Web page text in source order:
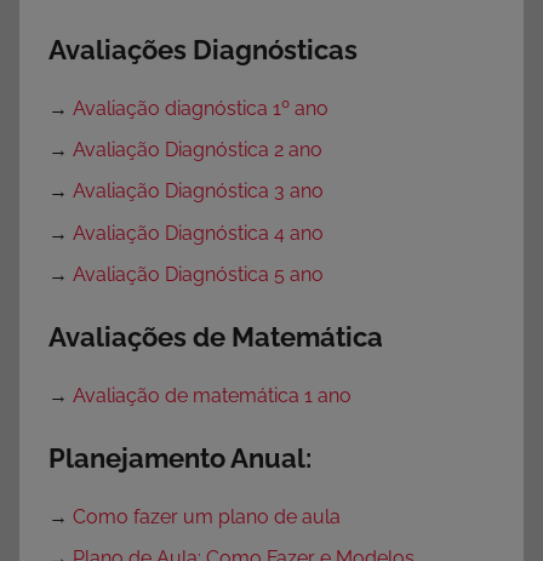
Avaliações Diagnósticas
→ Avaliação diagnóstica 1º ano
→ Avaliação Diagnóstica 2 ano
→ Avaliação Diagnóstica 3 ano
→ Avaliação Diagnóstica 4 ano
→ Avaliação Diagnóstica 5 ano
Avaliações de Matemática
→ Avaliação de matemática 1 ano
Planejamento Anual:
→ Como fazer um plano de aula